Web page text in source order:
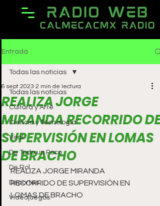
Entrada
Todas las noticias
Cultura y Arte
Ciencia y Tecnología
Viral
De Todo un Poco
De Rol
Deportes
Videojuegos
Todas las noticias
REALIZA JORGE
MIRANDA RECORRIDO DE
SUPERVISIÓN EN LOMAS
DE BRACHO
6 sept 2023 2 min de lectura
REALIZA JORGE MIRANDA
RECORRIDO DE SUPERVISIÓN EN
LOMAS DE BRACHO